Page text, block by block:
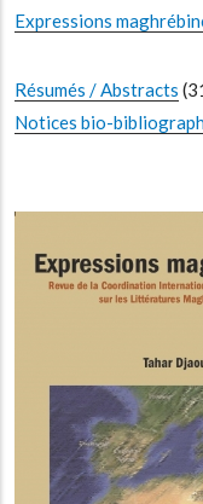
Expressions
Résumés / Abstracts
Notices bio-